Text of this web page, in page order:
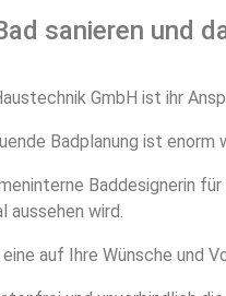
sanieren und
GmbH ist ihr
Badplanung ist
Baddesignerin
aussehen wird.
eine auf Ihre Wünsche